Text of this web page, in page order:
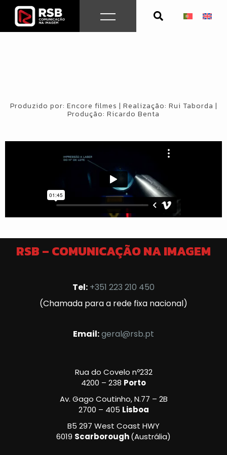
content
Produzido por: Encore filmes | Realização: Rui Taborda |
Produção: Ricardo Benta
RSB – COMUNICAÇÃO NA IMAGEM
Tel: +351 223 210 450
(Chamada para a rede fixa nacional)
Email:geral@rsb.pt
Rua do Covelo nº232
4200 – 238 Porto
Av. Gago Coutinho, N.77 – 2B
2700 – 405 Lisboa
B5 297 West Coast HWY
6019 Scarborough(Austrália)